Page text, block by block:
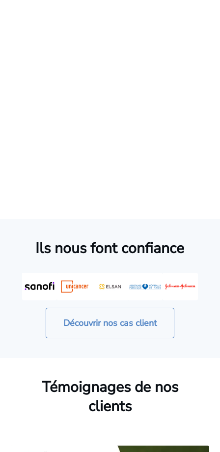
Ils nous font confiance
Découvrir nos cas client
Témoignages de nos
clients